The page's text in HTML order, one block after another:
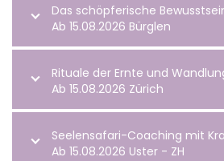
Das schöpferische
Ab 15.08.2026 Bürglen
Rituale der Ernte und
Ab 15.08.2026 Zürich
Seelensafari-Coaching mit
Ab 15.08.2026 Uster - ZH